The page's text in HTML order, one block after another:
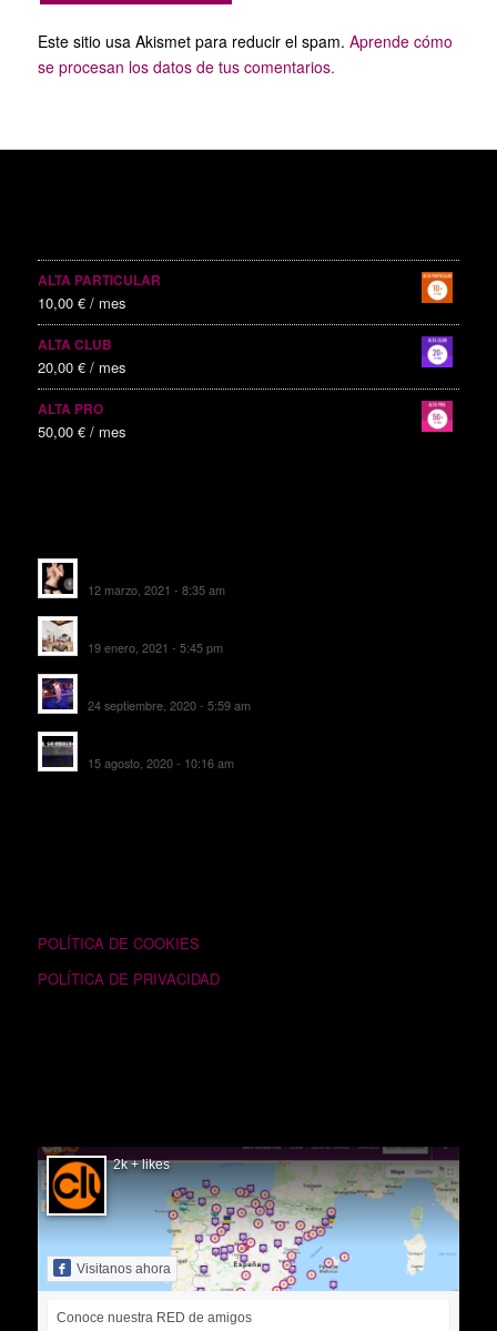
Este sitio usa Akismet para reducir el spam. Aprende cómo
se procesan los datos de tus comentarios.
ALTA PARTICULAR
10,00 € / mes
ALTA CLUB
20,00 € / mes
ALTA PRO
50,00 € / mes
12 marzo, 2021 - 8:35 am
19 enero, 2021 - 5:45 pm
24 septiembre, 2020 - 5:59 am
15 agosto, 2020 - 10:16 am
POLÍTICA DE COOKIES
POLÍTICA DE PRIVACIDAD
2k + likes
Visitanos ahora
Conoce nuestra RED de amigos